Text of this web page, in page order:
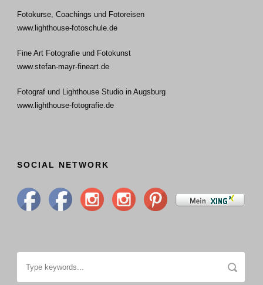
Fotokurse, Coachings und Fotoreisen
www.lighthouse-fotoschule.de
Fine Art Fotografie und Fotokunst
www.stefan-mayr-fineart.de
Fotograf und Lighthouse Studio in Augsburg
www.lighthouse-fotografie.de
SOCIAL NETWORK